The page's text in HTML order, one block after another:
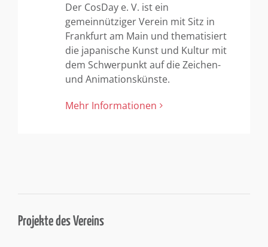
Der CosDay e. V. ist ein
gemeinnütziger Verein mit Sitz in
Frankfurt am Main und thematisiert
die japanische Kunst und Kultur mit
dem Schwerpunkt auf die Zeichen-
und Animationskünste.
Mehr Informationen
Projekte des Vereins